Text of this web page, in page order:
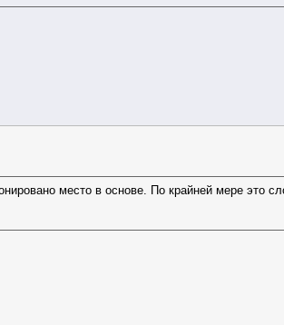
место в основе. По крайней мере это